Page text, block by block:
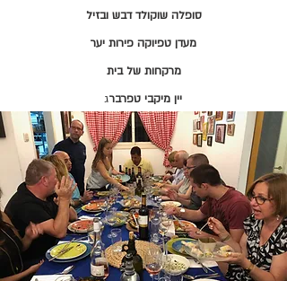
סופלה שוקולד דבש ובזיל
מעדן טפיוקה פירות יער
מרקחות של בית
יין מיקבי טפרברג